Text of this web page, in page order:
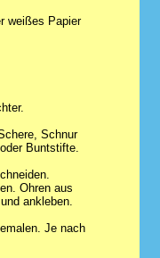
weißes Papier
Schnur
Buntstifte.
Ohren aus
ankleben.
Je nach